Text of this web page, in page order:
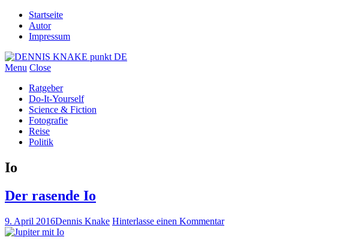
Startseite
Autor
Impressum
Menu Close
Ratgeber
Do-It-Yourself
Science & Fiction
Fotografie
Reise
Politik
Io
Der rasende Io
9. April 2016Dennis Knake Hinterlasse einen Kommentar